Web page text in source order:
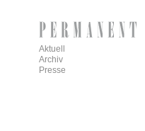
Aktuell
Archiv
Presse